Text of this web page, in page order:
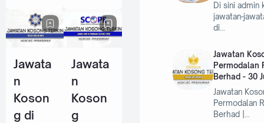
Berhad
- 30
2026
Kemam
an
4 Jun
2026
Jawata
n
Koson
g di
Jawata
n
Koson
g
Di sini admin
jawatan-
di…
Jawatan
Permodalan
Berhad - 30
Jawatan
Permodalan